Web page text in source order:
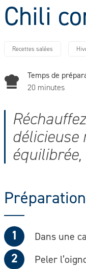
Chili
Recettes salées
Temps de
20 minutes
délicieuse
Préparation
Dans une
Peler